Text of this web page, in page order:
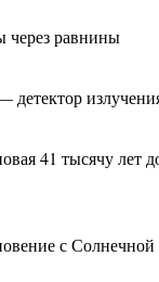
через равнины
детектор
41 тысячу лет
с Солнечной